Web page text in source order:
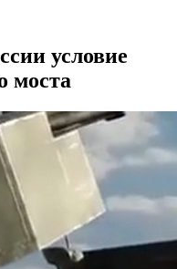
условие
моста